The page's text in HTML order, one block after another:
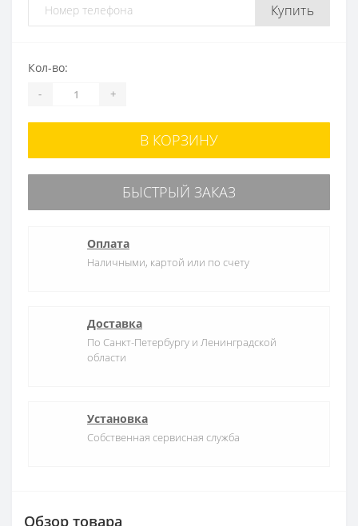
Купить
Кол-во:
- +
В КОРЗИНУ
БЫСТРЫЙ ЗАКАЗ
Оплата
Наличными, картой или по счету
Доставка
По Санкт-Петербургу и Ленинградской
области
Установка
Собственная сервисная служба
Обзор товара